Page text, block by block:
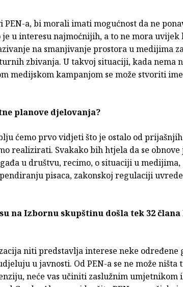
PEN-a, bi morali imati mogućnost da ne
je u interesu najmoćnijih, a to ne mora uvijek
na smanjivanje prostora u medijima
zbivanja. U takvoj situaciji, kada nema
medijskom kampanjom se može stvoriti
planove djelovanja?
ćemo prvo vidjeti što je ostalo od prijašnjih
realizirati. Svakako bih htjela da se obnove
u društvu, recimo, o situaciji u medijima,
pisaca, zakonskoj regulaciji
na Izbornu skupštinu došla tek 32 člana
niti predstavlja interese neke određene
u javnosti. Od PEN-a se ne može ništa
neće vas učiniti zaslužnim umjetnikom